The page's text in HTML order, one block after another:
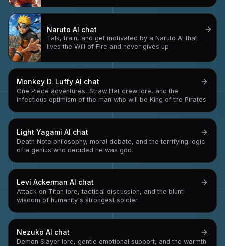
Naruto AI chat
Talk, train, and get motivated by a Naruto AI that
lives the Will of Fire and never gives up
Monkey D. Luffy AI chat
One Piece adventures, Straw Hat crew lore, and the
infectious optimism of the man who will be King of the Pirates
Light Yagami AI chat
Death Note philosophy, moral debate, and the terrifying logic
of a genius who decided he was god
Levi Ackerman AI chat
Attack on Titan lore, tactical discussion, and the blunt
wisdom of humanity's strongest soldier
Nezuko AI chat
Demon Slayer lore, gentle emotional support, and the warmth